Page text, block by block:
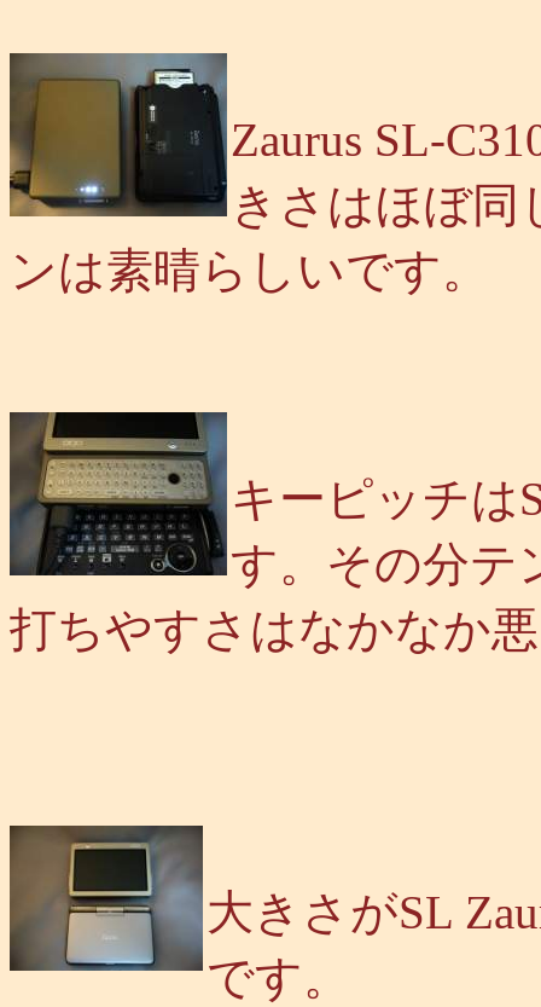
Zaurus SL-
きさはほぼ同
ンは素晴らしいです。
キーピッチは
す。その分テ
打ちやすさはなかなか
大きさがSL
です。